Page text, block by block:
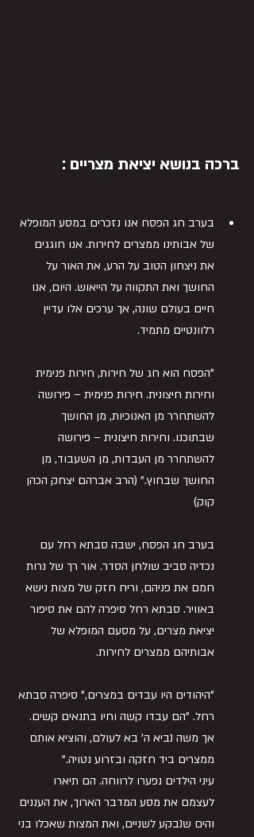
ברכה בנושא יציאת מצריים :
בערב חג הפסח אנו נזכרים במסע המופלא
של אבותינו ממצרים לחירות. אנו חוגגים
את ניצחון הטוב על הרע, את האור על
החושך ואת התקווה על הייאוש. היום, אנו
חיים בעולם שונה, אך ערכים אלו עדיין
רלוונטיים מתמיד.
"הפסח הוא חג של חירות, חירות פנימית
וחירות חיצונית. חירות פנימית – פירושה
להשתחרר מן האנוכיות, מן החושך
שבתוכנו. וחירות חיצונית – פירושה
להשתחרר מן העבדות, מן השעבוד, מן
החושך שבחוץ." (הרב אברהם יצחק הכהן
קוק)
בערב חג הפסח, ישבה סבתא רחל עם
נכדיה סביב שולחן הסדר. אור רך של נרות
חמם את פניהם, וריח חזק של מצות נישא
באוויר. סבתא רחל סיפרה להם את סיפור
יציאת מצרים, על מסעם המופלא של
אבותיהם ממצרים לחירות.
"היהודים היו עבדים במצרים," סיפרה סבתא
רחל. "הם עבדו קשה וחיו בתנאים קשים.
אך משה נביא ה' בא לעולם, והוציא אותם
ממצרים ביד חזקה ובזרוע נטויה."
עיני הילדים נפערו לרווחה. הם תיארו
לעצמם את מסע המדבר הארוך, את העננים
והים שנבקע לשניים, ואת המצות שאכלו בני